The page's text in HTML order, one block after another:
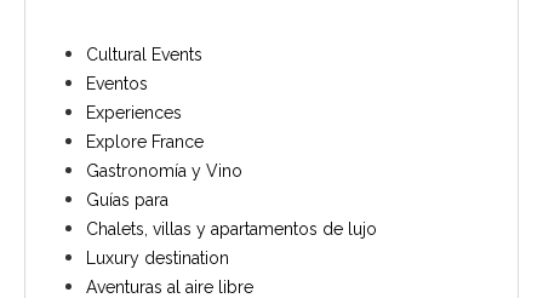
Cultural Events
Eventos
Experiences
Explore France
Gastronomía y Vino
Guías para
Chalets, villas y apartamentos de lujo
Luxury destination
Aventuras al aire libre